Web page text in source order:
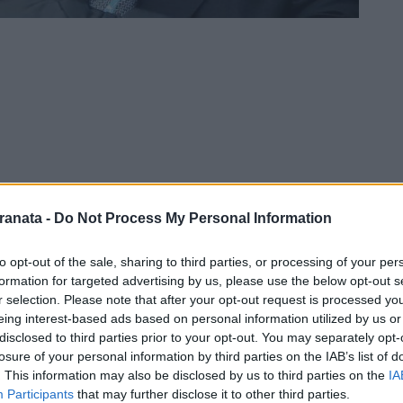
- Do Not Process My Personal Information
opt-out of the sale, sharing to third parties, or processing of your
for targeted advertising by us, please use the below opt-out
selection. Please note that after your opt-out request is processed
interest-based ads based on personal information utilized by us
to third parties prior to your opt-out. You may separately
of your personal information by third parties on the IAB’s list of
This information may also be disclosed by us to third parties on the
Participants that may further disclose it to other third parties.
del giudice antimafia Antonio
con il luogotenente della Guardia
questa mattina ai microfoni delTG1 ,
degli approfondimenti investigativi (su